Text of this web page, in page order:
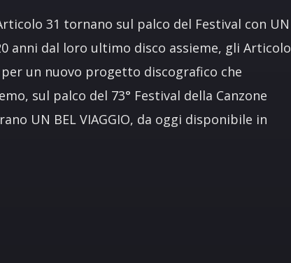
31 tornano sul palco del Festival con UN
20 anni dal loro ultimo disco assieme, gli Articolo
un nuovo progetto discografico che
sul palco del 73° Festival della Canzone
UN BEL VIAGGIO, da oggi disponibile in